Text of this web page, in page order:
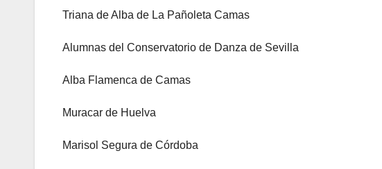
Triana de Alba de La Pañoleta Camas
Alumnas del Conservatorio de Danza de Sevilla
Alba Flamenca de Camas
Muracar de Huelva
Marisol Segura de Córdoba